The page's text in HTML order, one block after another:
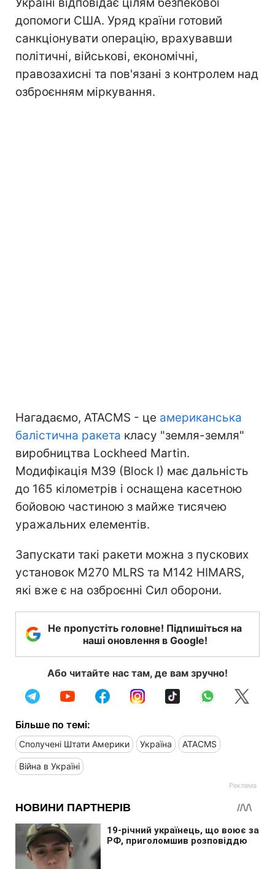
Україні відповідає цілям безпекової
допомоги США. Уряд країни готовий
санкціонувати операцію, врахувавши
політичні, військові, економічні,
правозахисні та пов'язані з контролем над
озброєнням міркування.
Нагадаємо, ATACMS - це американська
балістична ракета класу "земля-земля"
виробництва Lockheed Martin.
Модифікація M39 (Block I) має дальність
до 165 кілометрів і оснащена касетною
бойовою частиною з майже тисячею
уражальних елементів.
Запускати такі ракети можна з пускових
установок M270 MLRS та M142 HIMARS,
які вже є на озброєнні Сил оборони.
Не пропустіть головне! Підпишіться на
наші оновлення в Google!
Або читайте нас там, де вам зручно!
Більше по темі:
Сполучені Штати Америки Україна ATACMS
Війна в Україні